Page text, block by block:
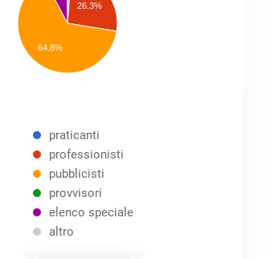
26.3%
64.8%
praticanti
professionisti
pubblicisti
provvisori
elenco speciale
altro